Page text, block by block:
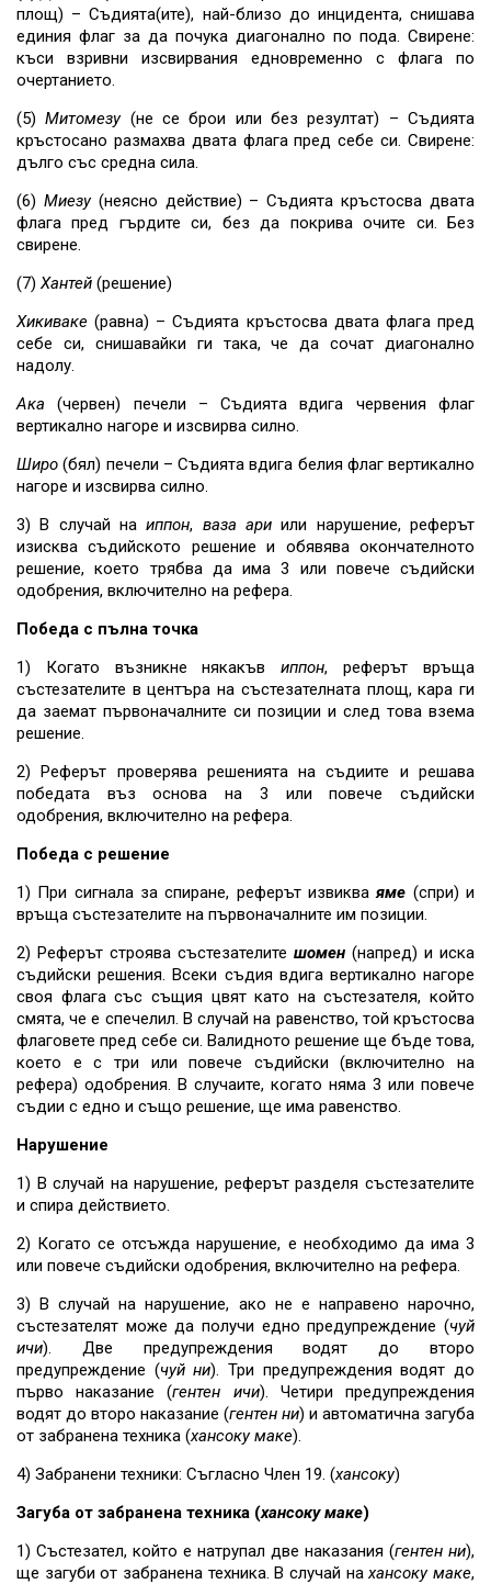
площ) – Съдията(ите), най-близо до инцидента, снишава
единия флаг за да почука диагонално по пода. Свирене:
къси взривни изсвирвания едновременно с флага по
очертанието.
(5)Митомезу(не се брои или без резултат) – Съдията
кръстосано размахва двата флага пред себе си. Свирене:
дълго със средна сила.
(6) Миезу(неясно действие) – Съдията кръстосва двата
флага пред гърдите си, без да покрива очите си. Без
свирене.
(7) Хантей (решение)
Хикиваке (равна) – Съдията кръстосва двата флага пред
себе си, снишавайки ги така, че да сочат диагонално
надолу.
Ака (червен) печели – Съдията вдига червения флаг
вертикално нагоре и изсвирва силно.
Широ (бял) печели – Съдията вдига белия флаг вертикално
нагоре и изсвирва силно.
3) В случай наиппон, ваза ари или нарушение, реферът
изисква съдийското решение и обявява окончателното
решение, което трябва да има 3 или повече съдийски
одобрения, включително на рефера.
Победа с пълна точка
1) Когато възникне някакъвиппон, реферът връща
състезателите в центъра на състезателната площ, кара ги
да заемат първоначалните си позиции и след това взема
решение.
2) Реферът проверява решенията на съдиите и решава
победата въз основа на 3 или повече съдийски
одобрения, включително на рефера.
Победа с решение
1) При сигнала за спиране, реферът извикваяме (спри) и
връща състезателите на първоначалните им позиции.
2) Реферът строява състезателите шомен (напред) и иска
съдийски решения. Всеки съдия вдига вертикално нагоре
своя флага със същия цвят като на състезателя, който
смята, че е спечелил. В случай на равенство, той кръстосва
флаговете пред себе си. Валидното решение ще бъде това,
което е с три или повече съдийски (включително на
рефера) одобрения. В случаите, когато няма 3 или повече
съдии с едно и също решение, ще има равенство.
Нарушение
1) В случай на нарушение, реферът разделя състезателите
и спира действието.
2) Когато се отсъжда нарушение, е необходимо да има 3
или повече съдийски одобрения, включително на рефера.
3) В случай на нарушение, ако не е направено нарочно,
състезателят може да получи едно предупреждение (чуй
ичи). Две предупреждения водят до второ
предупреждение (чуй ни). Три предупреждения водят до
първо наказание (гентен ичи). Четири предупреждения
водят до второ наказание (гентен ни) и автоматична загуба
от забранена техника (хансоку маке).
4) Забранени техники: Съгласно Член 19. (хансоку)
Загуба от забранена техника (хансоку маке)
1) Състезател, който е натрупал две наказания (гентен ни),
ще загуби от забранена техника. В случай нахансоку маке,